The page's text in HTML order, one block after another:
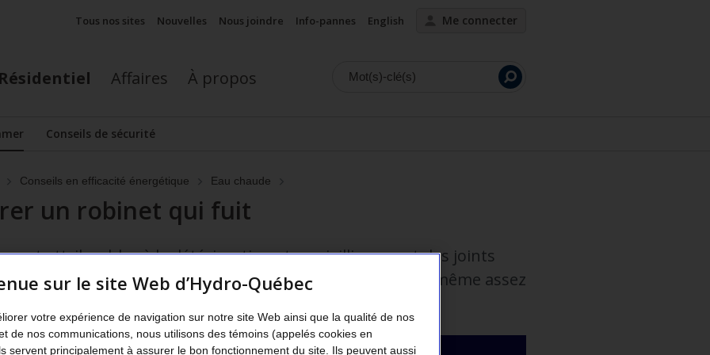
Tous nos sites Nouvelles Nous joindre Info-pannes English Me connecter
Résidentiel Affaires À propos
Lancer
le sous-menu
Conseils de sécurité
Conseils en efficacité énergétique Eau chaude
un robinet qui fuit
attribuables à la détérioration et au vieillissement des joints
La réparation est très simple. Vous pouvez la faire vous-même assez
sur le site Web d’Hydro-Québec
votre expérience de navigation sur notre site Web ainsi que la qualité de nos
de nos communications, nous utilisons des témoins (appelés cookies en
servent principalement à assurer le bon fonctionnement du site. Ils peuvent aussi